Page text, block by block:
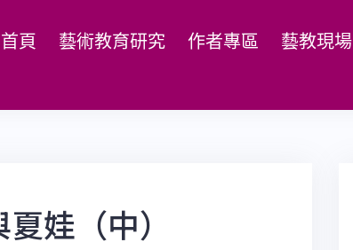
首頁 藝術教育研究 作者專區 藝教現場
娃（中）